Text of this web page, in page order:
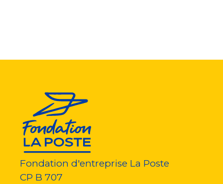
Fondation d'entreprise La Poste
CP B 707